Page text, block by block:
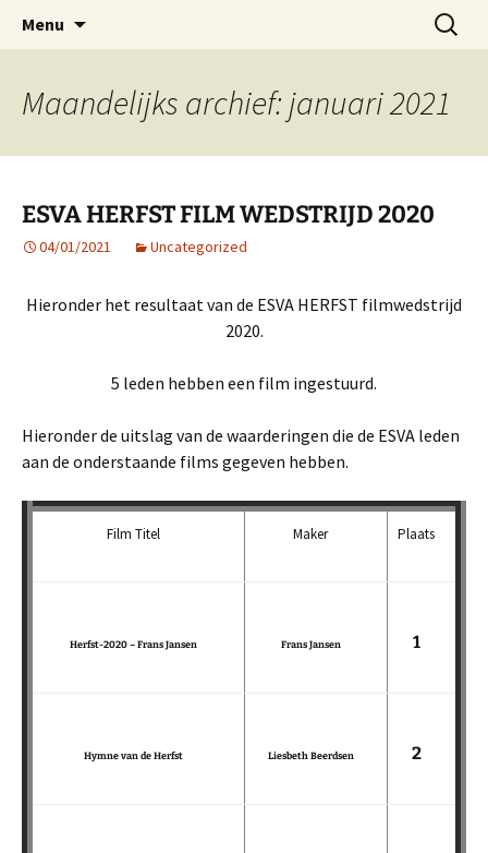
inhoud
VIDEOCLUBEDE
ESVA is uw videoclub in de regio Ede
Menu
Zoeken
naar:
Maandelijks archief: januari 2021
ESVA HERFST FILM WEDSTRIJD 2020
04/01/2021 Uncategorized
Hieronder het resultaat van de ESVA HERFST filmwedstrijd
2020.
5 leden hebben een film ingestuurd.
Hieronder de uitslag van de waarderingen die de ESVA leden
aan de onderstaande films gegeven hebben.
Film Titel Maker Plaats
Herfst-2020 – Frans Jansen Frans Jansen 1
Hymne van de Herfst Liesbeth Beerdsen 2